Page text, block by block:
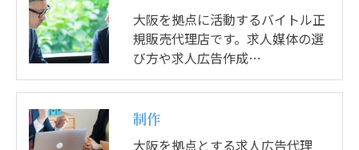
大阪を拠点に活動するバイトル正
規販売代理店です。求人媒体の選
び方や求人広告作成…
制作
大阪を拠点とする求人広告代理